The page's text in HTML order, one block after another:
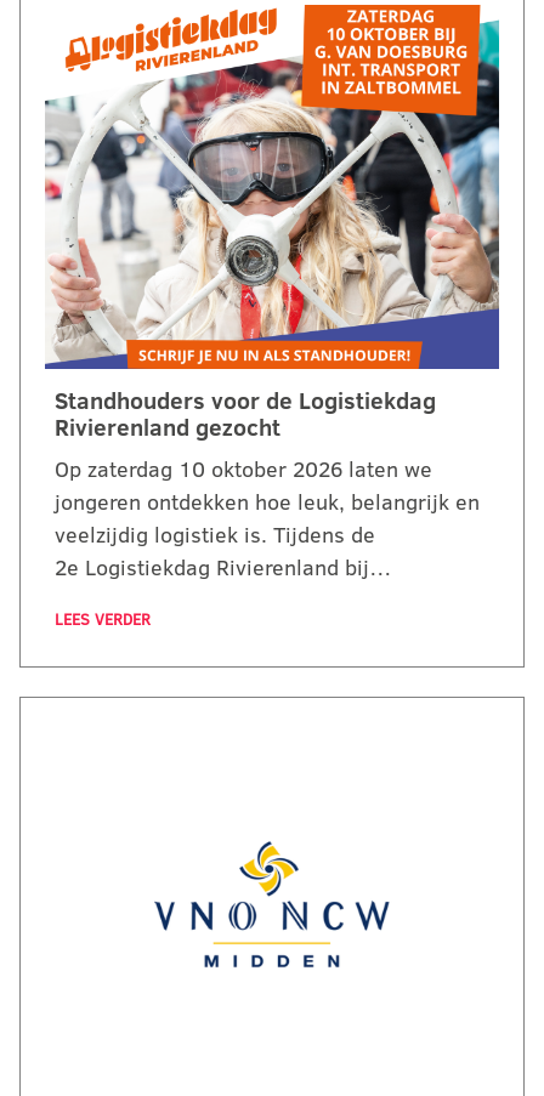
Standhouders voor de Logistiekdag
Rivierenland gezocht
Op zaterdag 10 oktober 2026 laten we
jongeren ontdekken hoe leuk, belangrijk en
veelzijdig logistiek is. Tijdens de
2e Logistiekdag Rivierenland bij…
LEES VERDER